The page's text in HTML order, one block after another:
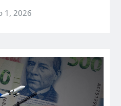
1, 2026